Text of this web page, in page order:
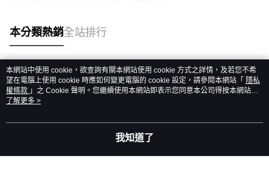
本分類熱銷全站排行
熱門標籤
本網站中使用 cookie，欲查詢有關本網站使用 cookie 方式之詳情，及若您不希
望在電腦上使用 cookie 時應如何變更電腦的 cookie 設定，請參閱本網站「 隱私
權條款 」之 Cookie 聲明。您繼續使用本網站即表示您同意本公司得按本網站使
用條款之 Cookie 聲明使用 cookie。
了解更多 >
我知道了